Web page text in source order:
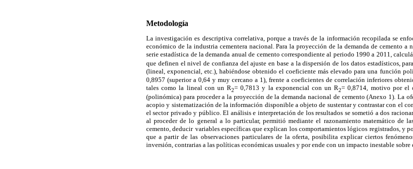
Metodología
La investigación es descriptiva correlativa, porque a través de la información recopilada se
económico de la industria cementera nacional. Para la proyección de la demanda de cemento
serie estadística de la demanda anual de cemento correspondiente al periodo 1990 a 2011,
que definen el nivel de confianza del ajuste en base a la dispersión de los datos estadísticos,
(lineal, exponencial, etc.), habiéndose obtenido el coeficiente más elevado para una función
0,8957 (superior a 0,64 y muy cercano a 1), frente a coeficientes de correlación inferiores
tales como la lineal con un R2= 0,7813 y la exponencial con un R2= 0,8714, motivo por el
(polinómica) para proceder a la proyección de la demanda nacional de cemento (Anexo 1). La
acopio y sistematización de la información disponible a objeto de sustentar y contrastar con el
el sector privado y público. El análisis e interpretación de los resultados se sometió a dos
al proceder de lo general a lo particular, permitió mediante el razonamiento matemático de
cemento, deducir variables específicas que explican los comportamientos lógicos registrados, y
que a partir de las observaciones particulares de la oferta, posibilita explicar ciertos
inversión, contrarias a las políticas económicas usuales y por ende con un impacto inestable